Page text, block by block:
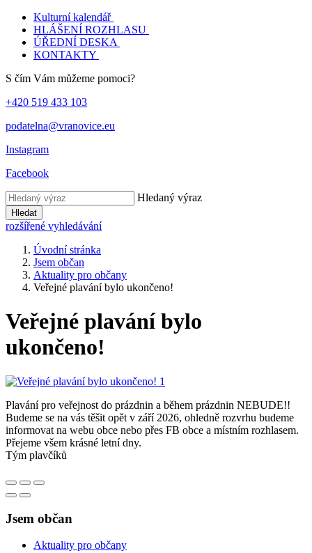
Kulturní kalendář
HLÁŠENÍ ROZHLASU
ÚŘEDNÍ DESKA
KONTAKTY
S čím Vám můžeme pomoci?
+420 519 433 103
podatelna@vranovice.eu
Instagram
Facebook
Hledaný výraz
Hledat
rozšířené vyhledávání
Úvodní stránka
Jsem občan
Aktuality pro občany
Veřejné plavání bylo ukončeno!
Veřejné plavání bylo
ukončeno!
Plavání pro veřejnost do prázdnin a během prázdnin NEBUDE!!
Budeme se na vás těšit opět v září 2026, ohledně rozvrhu budeme
informovat na webu obce nebo přes FB obce a místním rozhlasem.
Přejeme všem krásné letní dny.
Tým plavčíků
Jsem občan
Aktuality pro občany